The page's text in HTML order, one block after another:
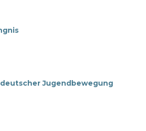
Jugendbewegung